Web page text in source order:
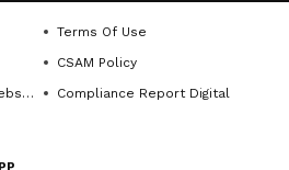
Terms Of Use
CSAM Policy
Compliance Report Digital